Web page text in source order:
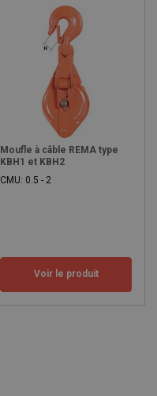
Moufle à câble REMA type
KBH1 et KBH2
CMU: 0.5 - 2
Voir le produit